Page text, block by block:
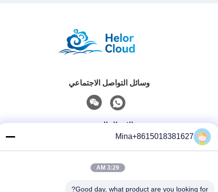
وسائل التواصل الاجتماعي
الاتصال السريع
تيل
Mina+8615018381627
3:29 AM
Good day, what product are you looking for?